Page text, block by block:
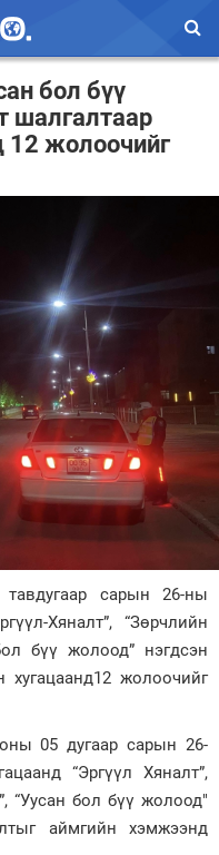
бол бүү
шалгалтаар
12 жолоочийг
сарын 26-ны
Хяналт”, “Зөрчлийн
бүү жолоод” нэгдсэн
хугацаанд12 жолоочийг
оны 05 дугаар сарын 26-
“Эргүүл Хяналт”,
“Уусан бол бүү жолоод"
аймгийн хэмжээнд